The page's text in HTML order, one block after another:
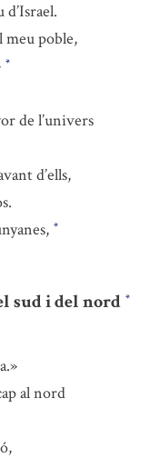
meu poble,
*
de l’univers
d’ells,
*
sud i del nord *
al nord